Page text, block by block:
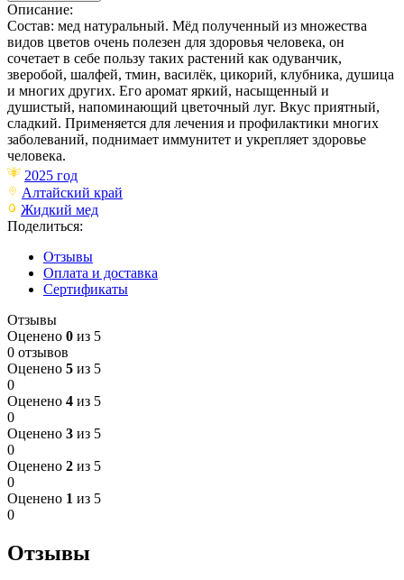
Описание:
Состав: мед натуральный. Мёд полученный из множества
видов цветов очень полезен для здоровья человека, он
сочетает в себе пользу таких растений как одуванчик,
зверобой, шалфей, тмин, василёк, цикорий, клубника, душица
и многих других. Его аромат яркий, насыщенный и
душистый, напоминающий цветочный луг. Вкус приятный,
сладкий. Применяется для лечения и профилактики многих
заболеваний, поднимает иммунитет и укрепляет здоровье
человека.
2025 год
Алтайский край
Жидкий мед
Поделиться:
Отзывы
Оплата и доставка
Сертификаты
Отзывы
Оценено 0 из 5
0 отзывов
Оценено 5 из 5
0
Оценено 4 из 5
0
Оценено 3 из 5
0
Оценено 2 из 5
0
Оценено 1 из 5
0
Отзывы